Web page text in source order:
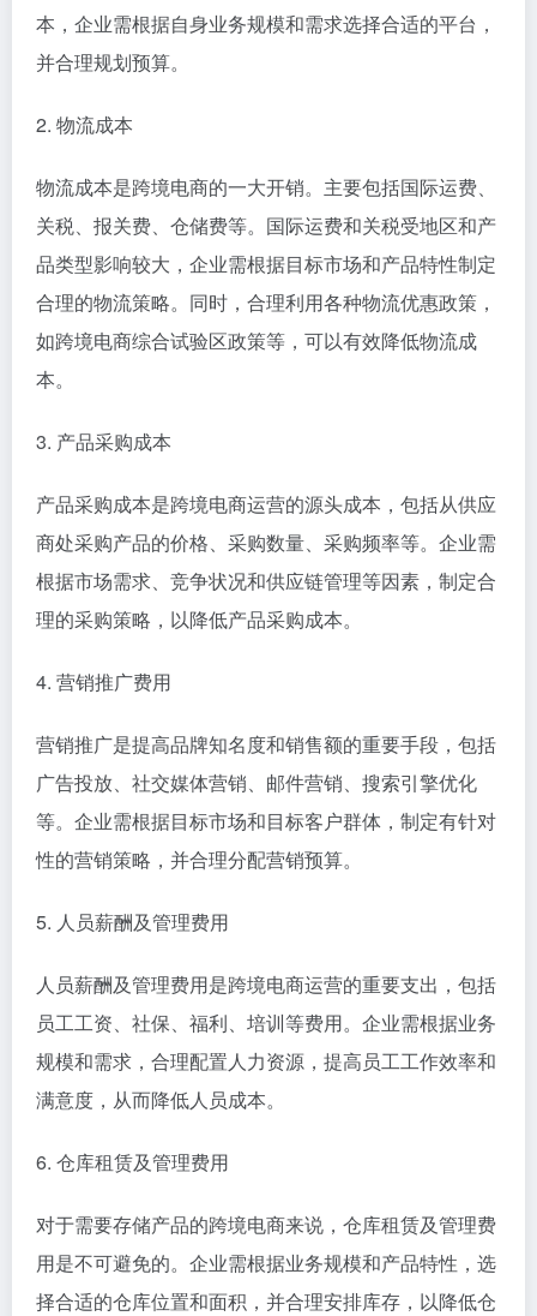
本，企业需根据自身业务规模和需求选择合适的平台，
并合理规划预算。
2. 物流成本
物流成本是跨境电商的一大开销。主要包括国际运费、
关税、报关费、仓储费等。国际运费和关税受地区和产
品类型影响较大，企业需根据目标市场和产品特性制定
合理的物流策略。同时，合理利用各种物流优惠政策，
如跨境电商综合试验区政策等，可以有效降低物流成
本。
3. 产品采购成本
产品采购成本是跨境电商运营的源头成本，包括从供应
商处采购产品的价格、采购数量、采购频率等。企业需
根据市场需求、竞争状况和供应链管理等因素，制定合
理的采购策略，以降低产品采购成本。
4. 营销推广费用
营销推广是提高品牌知名度和销售额的重要手段，包括
广告投放、社交媒体营销、邮件营销、搜索引擎优化
等。企业需根据目标市场和目标客户群体，制定有针对
性的营销策略，并合理分配营销预算。
5. 人员薪酬及管理费用
人员薪酬及管理费用是跨境电商运营的重要支出，包括
员工工资、社保、福利、培训等费用。企业需根据业务
规模和需求，合理配置人力资源，提高员工工作效率和
满意度，从而降低人员成本。
6. 仓库租赁及管理费用
对于需要存储产品的跨境电商来说，仓库租赁及管理费
用是不可避免的。企业需根据业务规模和产品特性，选
择合适的仓库位置和面积，并合理安排库存，以降低仓